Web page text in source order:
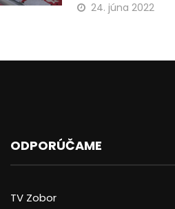
24. júna 2022
ODPORÚČAME
TV Zobor